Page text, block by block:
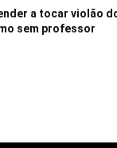
a tocar violão
sem professor